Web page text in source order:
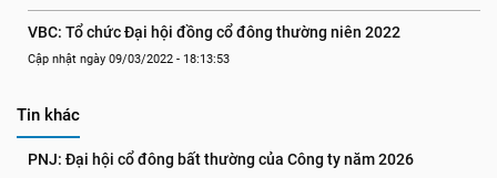
VBC: Tổ chức Đại hội đồng cổ đông thường niên 2022
Cập nhật ngày 09/03/2022 - 18:13:53
Tin khác
PNJ: Đại hội cổ đông bất thường của Công ty năm 2026